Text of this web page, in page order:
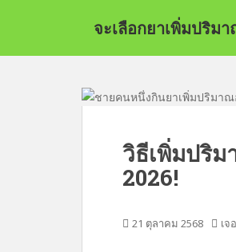
จะเลือกยาเพิ่มปริม
วิธีเพิ่มปริ
2026!
21 ตุลาคม 2568 เจ